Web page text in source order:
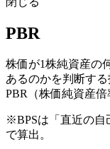
PBR
株価が1株純資産の
あるのかを判断する
PBR（株価純資産倍
※BPSは「直近の自
で算出。